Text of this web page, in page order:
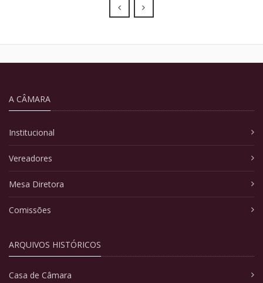
Prev Next
A CÂMARA
Institucional
Vereadores
Mesa Diretora
Comissões
ARQUIVOS HISTÓRICOS
Casa de Câmara